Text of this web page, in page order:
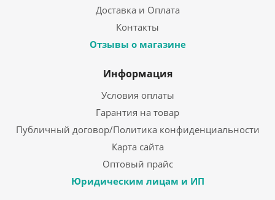
Доставка и Оплата
Контакты
Отзывы о магазине
Информация
Условия оплаты
Гарантия на товар
Публичный договор/Политика конфиденциальности
Карта сайта
Оптовый прайс
Юридическим лицам и ИП